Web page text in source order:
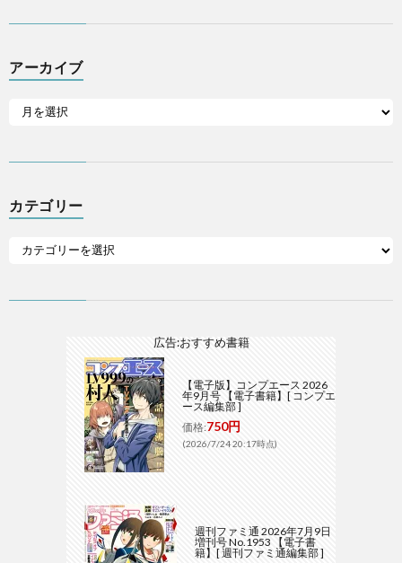
アーカイブ
カテゴリー
広告:おすすめ書籍
【電子版】コンプエース 2026
年9月号 【電子書籍】[ コンプエ
ース編集部 ]
価格:750円
(2026/7/24 20:17時点)
週刊ファミ通 2026年7月9日
増刊号 No.1953 【電子書
籍】[ 週刊ファミ通編集部 ]